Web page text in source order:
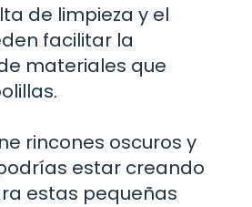
de limpieza y el
facilitar la
materiales que
rincones oscuros y
estar creando
estas pequeñas